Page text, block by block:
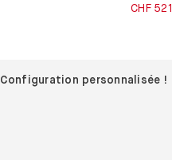
CHF 521
Configuration personnalisée !